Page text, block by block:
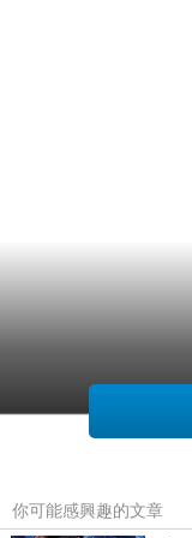
你可能感興趣的文章